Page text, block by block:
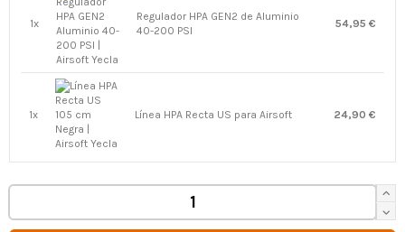
1x
Regulador HPA GEN2 de Aluminio
40-200 PSI
54,95 €
1x Línea HPA Recta US para Airsoft 24,90 €